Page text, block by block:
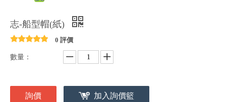
志-船型帽(紙)
0 評價
數量：
詢價 加入詢價籃